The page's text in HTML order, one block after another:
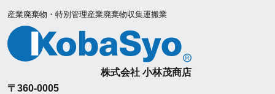
産業廃棄物・特別管理産業廃棄物収集運搬業
株式会社 小林茂商店
〒360-0005